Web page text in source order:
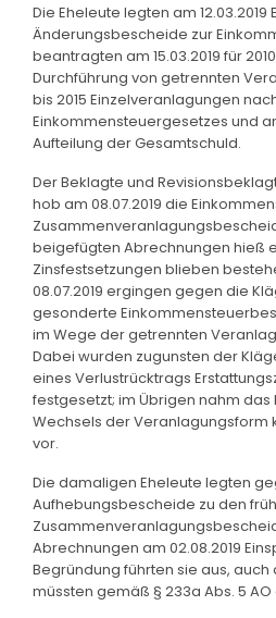
Die Eheleute legten am
Änderungsbescheide zur
beantragten am 15.03.2019 für
Durchführung von getrennten
bis 2015 Einzelveranlagungen
Einkommensteuergesetzes und
Aufteilung der Gesamtschuld.
Der Beklagte und
hob am 08.07.2019 die
beigefügten Abrechnungen hieß
Zinsfestsetzungen blieben
08.07.2019 ergingen gegen die
gesonderte
im Wege der getrennten
Dabei wurden zugunsten der
eines Verlustrücktrags
festgesetzt; im Übrigen nahm das
Wechsels der Veranlagungsform
vor.
Die damaligen Eheleute legten
Aufhebungsbescheide zu den
Abrechnungen am 02.08.2019
Begründung führten sie aus,
müssten gemäß § 233a Abs. 5